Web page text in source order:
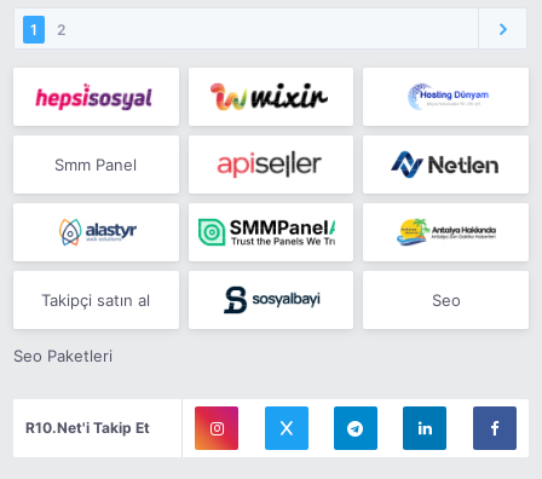
1 2
Smm Panel
Takipçi satın al Seo
Seo Paketleri
R10.Net'i Takip Et